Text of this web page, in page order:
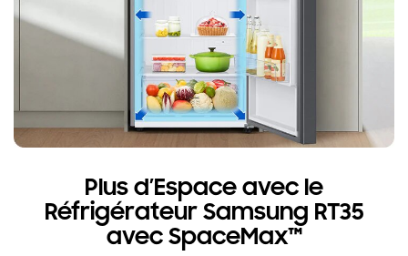
Plus d’Espace avec le
Réfrigérateur Samsung RT35
avec SpaceMax™